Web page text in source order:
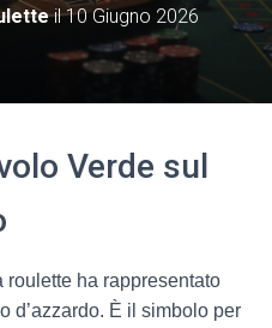
il10 Giugno 2026
Verde sul
ha rappresentato
d’azzardo. È il simbolo per